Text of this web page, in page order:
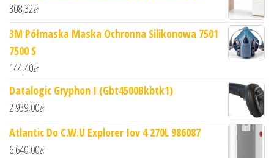
308,32zł
3M Półmaska Maska Ochronna Silikonowa 7501
7500 S
144,40zł
Datalogic Gryphon I (Gbt4500Bkbtk1)
2 939,00zł
Atlantic Do C.W.U Explorer Iov 4 270L 986087
6 640,00zł